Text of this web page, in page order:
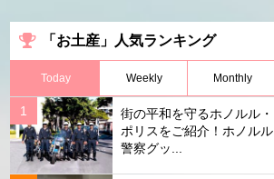
イ
ー
「お土産」人気ランキング
Today Weekly Monthly
街の平和を守るホノルル・
ポリスをご紹介！ホノルル
警察グッ...